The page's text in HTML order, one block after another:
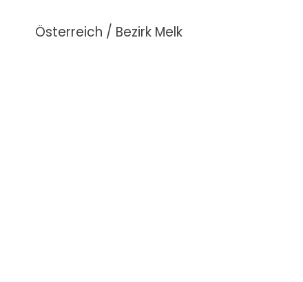
Österreich / Bezirk Melk